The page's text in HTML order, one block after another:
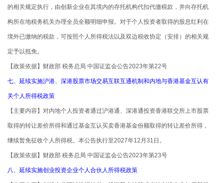
的相关规定执行，由创新企业在其境内的存托机构代扣代缴税款，并向存托机
构所在地税务机关办理全员全额明细申报。对于个人投资者取得的股息红利在
境外已缴纳的税款，可按照个人所得税法以及双边税收协定（安排）的相关规
定予以抵免。
【政策依据】财政部 税务总局 中国证监会公告2023年第22号
七、延续实施沪港、深港股票市场交易互联互通机制和内地与香港基金互认有
关个人所得税政策
【主要内容】对内地个人投资者通过沪港通、深港通投资香港联交所上市股票
取得的转让差价所得和通过基金互认买卖香港基金份额取得的转让差价所得，
继续暂免征收个人所得税。本公告执行至2027年12月31日。
【政策依据】财政部 税务总局 中国证监会公告2023年第23号
八、延续实施创业投资企业个人合伙人所得税政策